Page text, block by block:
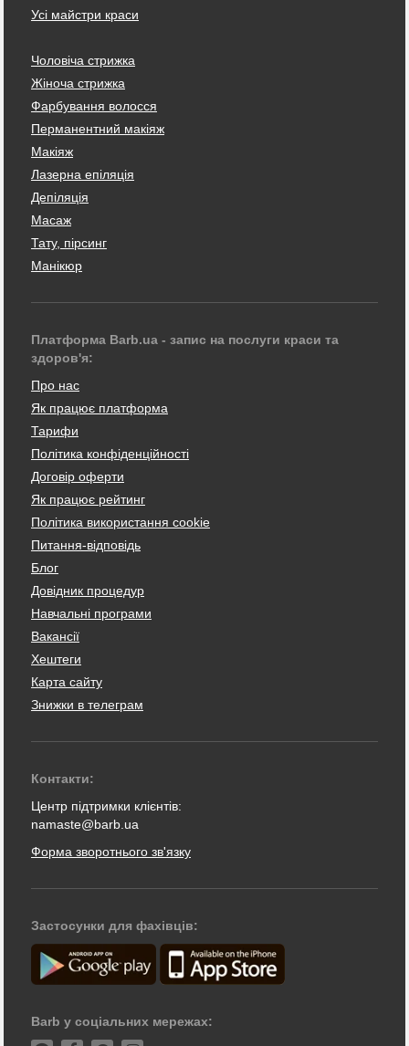
Усі майстри краси
Чоловіча стрижка
Жіноча стрижка
Фарбування волосся
Перманентний макіяж
Макіяж
Лазерна епіляція
Депіляція
Масаж
Тату, пірсинг
Манікюр
Платформа Barb.ua - запис на послуги краси та
здоров'я:
Про нас
Як працює платформа
Тарифи
Політика конфіденційності
Договір оферти
Як працює рейтинг
Політика використання cookie
Питання-відповідь
Блог
Довідник процедур
Навчальні програми
Вакансії
Хештеги
Карта сайту
Знижки в телеграм
Контакти:
Центр підтримки клієнтів:
namaste@barb.ua
Форма зворотнього зв'язку
Застосунки для фахівців:
Barb у соціальних мережах: